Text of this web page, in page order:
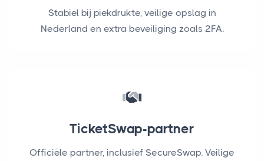
Stabiel bij piekdrukte, veilige opslag in
Nederland en extra beveiliging zoals 2FA.
TicketSwap-partner
Officiële partner, inclusief SecureSwap. Veilige